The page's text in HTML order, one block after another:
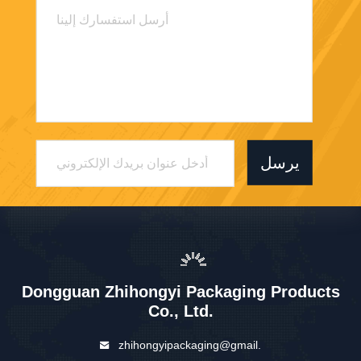
يرسل
Dongguan Zhihongyi Packaging Products
Co., Ltd.
zhihongyipackaging@gmail.